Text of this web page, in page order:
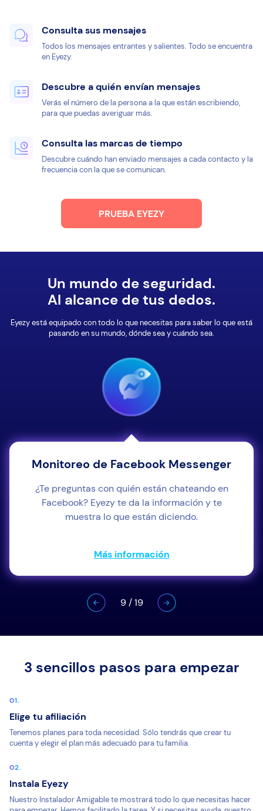
Consulta sus mensajes
Todos los mensajes entrantes y salientes. Todo se encuentra
en Eyezy.
Descubre a quién envían mensajes
Verás el número de la persona a la que están escribiendo,
para que puedas averiguar más.
Consulta las marcas de tiempo
Descubre cuándo han enviado mensajes a cada contacto y la
frecuencia con la que se comunican.
PRUEBA EYEZY
Un mundo de seguridad.
Al alcance de tus dedos.
Eyezy está equipado con todo lo que necesitas para saber lo que está
pasando en su mundo, dónde sea y cuándo sea.
Monitoreo de Facebook Messenger
¿Te preguntas con quién están chateando en
Facebook? Eyezy te da la información y te
muestra lo que están diciendo.
Más información
9/19
3 sencillos pasos para empezar
Elige tu afiliación
Tenemos planes para toda necesidad. Sólo tendrás que crear tu
cuenta y elegir el plan más adecuado para tu familia.
Instala Eyezy
Nuestro Instalador Amigable te mostrará todo lo que necesitas hacer